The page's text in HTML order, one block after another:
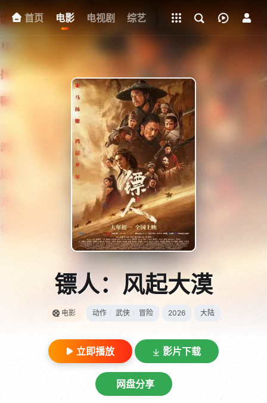
首页 电影 电视剧 综艺 动漫 网址+ 明星
下载客户端
镖人：风起大漠
电影 动作 武侠 冒险 2026 大陆
立即播放 影片下载
网盘分享